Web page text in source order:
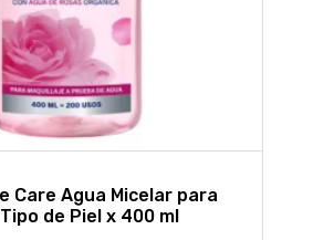
Care Agua Micelar para
de Piel x 400 ml